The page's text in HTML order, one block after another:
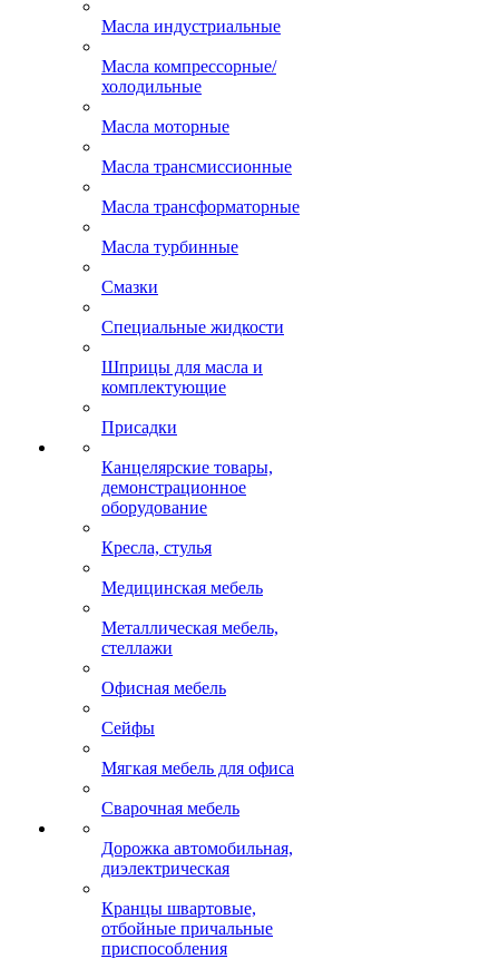
Масла индустриальные
Масла компрессорные/
холодильные
Масла моторные
Масла трансмиссионные
Масла трансформаторные
Масла турбинные
Смазки
Специальные жидкости
Шприцы для масла и
комплектующие
Присадки
Канцелярские товары,
демонстрационное
оборудование
Кресла, стулья
Медицинская мебель
Металлическая мебель,
стеллажи
Офисная мебель
Сейфы
Мягкая мебель для офиса
Сварочная мебель
Дорожка автомобильная,
диэлектрическая
Кранцы швартовые,
отбойные причальные
приспособления